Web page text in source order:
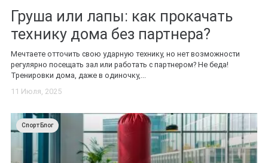
Груша или лапы: как прокачать
технику дома без партнера?
Мечтаете отточить свою ударную технику, но нет возможности
регулярно посещать зал или работать с партнером? Не беда!
Тренировки дома, даже в одиночку,...
11 Июля, 2025
СпортБлог